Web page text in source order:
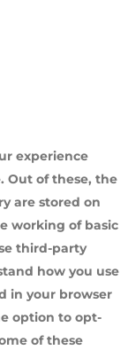
experience
Out of these, the
are stored on
working of basic
third-party
how you use
in your browser
option to opt-
of these